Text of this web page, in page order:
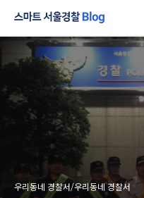
우리동네 경찰서/우리동네 경찰서